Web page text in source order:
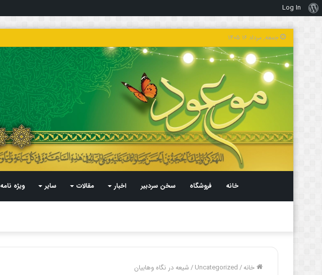
درباره
وردپرس
Log In
جمعه, مرداد ۱۶ ۱۴۰۵
خانه فروشگاه سخن سردبیر اخبار مقالات سایر ویژه نامه
خانه/
Uncategorized
/شیعه در نگاه وهابیان